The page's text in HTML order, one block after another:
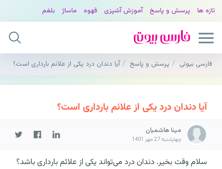
تازه ها پرسش و پاسخ آموزش آشپزی قهوه ماساژ بلغم
فارسی بیوتی پرسش و پاسخ آیا دندان درد یکی از علائم بارداری است؟
آیا دندان درد یکی از علائم بارداری است؟
مینا هاشمیان
چهارشنبه 27 مهر 1401
سلام وقت بخیر. دندان درد می‌تواند یکی از علائم بارداری باشد؟